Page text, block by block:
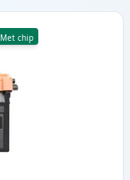
Met chip